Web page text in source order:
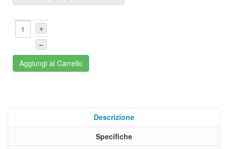
+
–
Aggiungi al Carrello
Descrizione
Specifiche